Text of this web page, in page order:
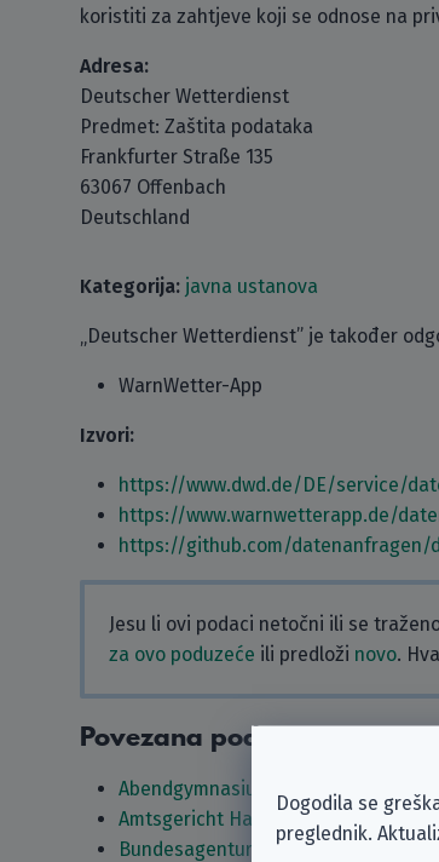
koristiti za zahtjeve koji se odnose na
Adresa:
Deutscher Wetterdienst
Predmet: Zaštita podataka
Frankfurter Straße 135
63067 Offenbach
Deutschland
Kategorija: javna ustanova
„Deutscher Wetterdienst” je također
WarnWetter-App
Izvori:
https://www.dwd.de/DE/service/
https://www.warnwetterapp.de/
https://github.com/datenanfragen/
Jesu li ovi podaci netočni ili se
za ovo poduzeće ili predloži novo.
Povezana poduzeća
Abendgymnasium Braunschweig
Amtsgericht Hagen
Bundesagentur für Arbeit (BA)
Dogodila se
preglednik.